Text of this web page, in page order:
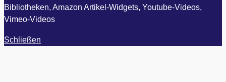
Bibliotheken, Amazon Artikel-Widgets, Youtube-Videos,
Vimeo-Videos
Schließen